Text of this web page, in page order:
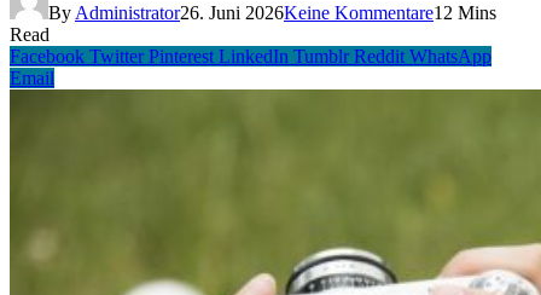
By Administrator26. Juni 2026Keine Kommentare12 Mins
Read
Facebook Twitter Pinterest LinkedIn Tumblr Reddit WhatsApp
Email